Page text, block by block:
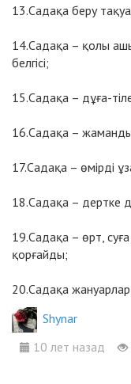
13.Садақа беру
14.Садақа – қолы
белгісі;
15.Садақа – дұға-
16.Садақа –
17.Садақа – өмірді
18.Садақа – дертке
19.Садақа – өрт,
қорғайды;
20.Садақа жануарлар
Shynar
10 лет назад